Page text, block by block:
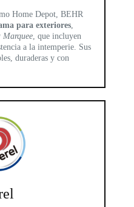
Home Depot, BEHR
para exteriores,
Marquee, que incluyen
a la intemperie. Sus
duraderas y con